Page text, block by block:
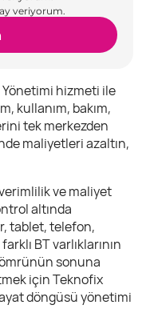
veriyorum.
hizmeti ile
kullanım, bakım,
tek merkezden
maliyetleri azaltın,
ve maliyet
altında
tablet, telefon,
BT varlıklarının
sonuna
için Teknofix
döngüsü yönetimi